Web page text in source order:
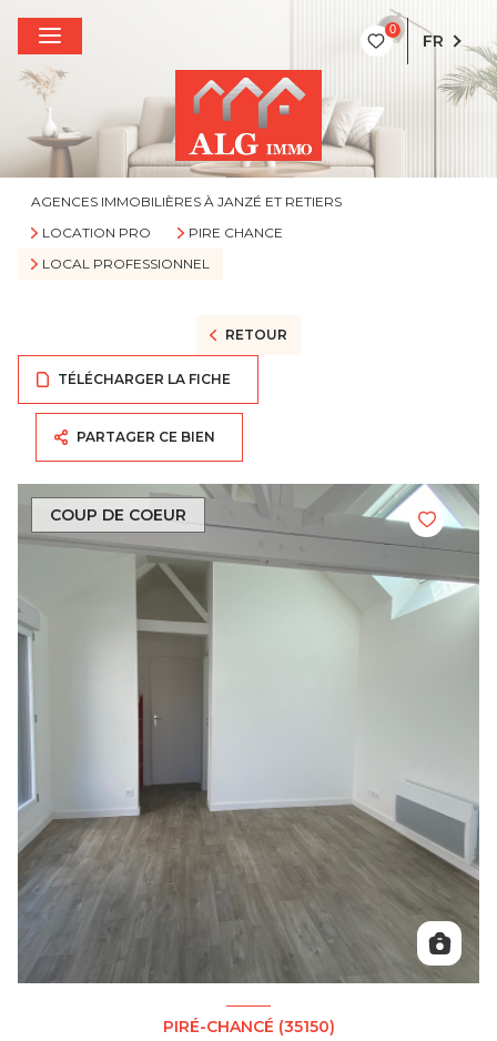
0
FR
AGENCES IMMOBILIÈRES À JANZÉ ET RETIERS
LOCATION PRO
PIRE CHANCE
LOCAL PROFESSIONNEL
RETOUR
TÉLÉCHARGER LA FICHE
PARTAGER CE BIEN
COUP DE COEUR
PIRÉ-CHANCÉ (35150)